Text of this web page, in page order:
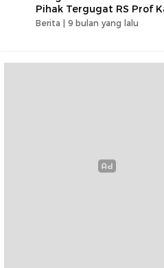
Pihak Tergugat RS Prof
Tunjukan Sikap Tidak
Berita | 9 bulan yang lalu